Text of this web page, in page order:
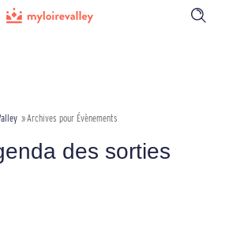
Ouvrir
»Archives pour Évènements
des sorties